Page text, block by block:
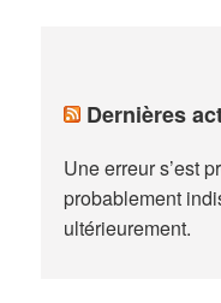
Dernières
Une erreur s’est
probablement
ultérieurement.